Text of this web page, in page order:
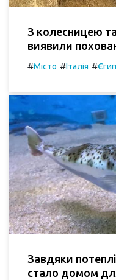
З колесницею
виявили
#Місто #Італія #
Завдяки
стало домом